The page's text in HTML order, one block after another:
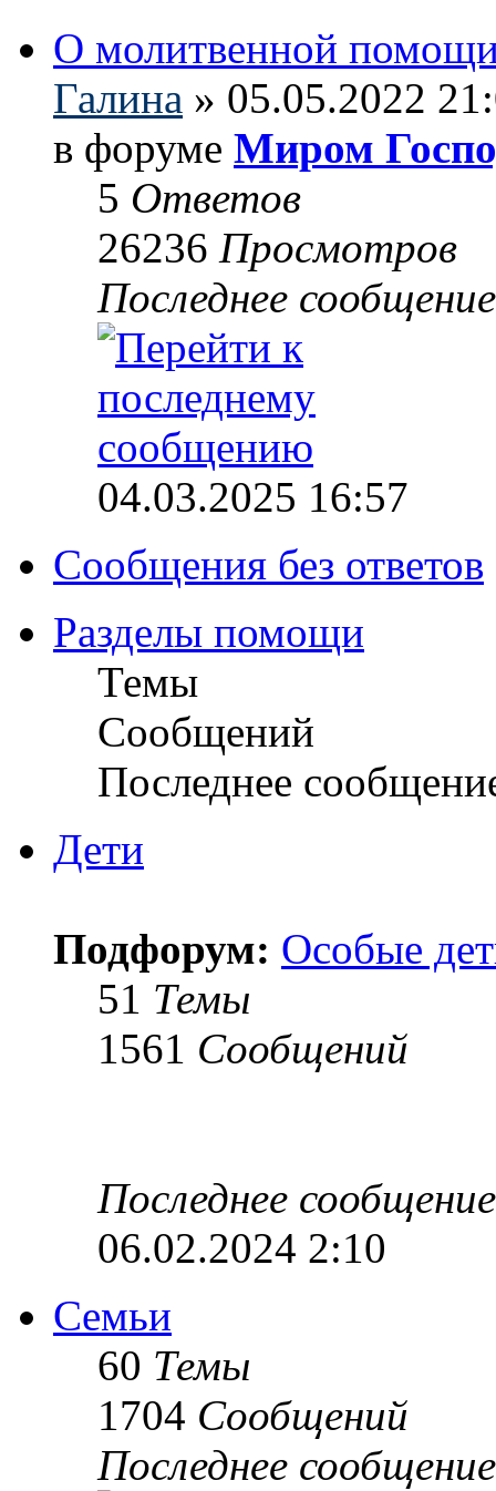
О молитвенной
Галина » 05.05.2022
в форуме Миром
5 Ответов
26236 Просмотров
Последнее
04.03.2025 16:57
Сообщения без ответов
Разделы помощи
Темы
Сообщений
Последнее
Дети
Подфорум: Особые
51 Темы
1561 Сообщений
Последнее сообщение
06.02.2024 2:10
Семьи
60 Темы
1704 Сообщений
Последнее сообщение